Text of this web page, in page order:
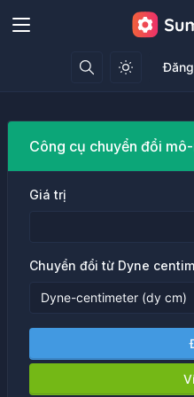
Công cụ chuyển đổi
Giá trị
Chuyển đổi từ Dyne